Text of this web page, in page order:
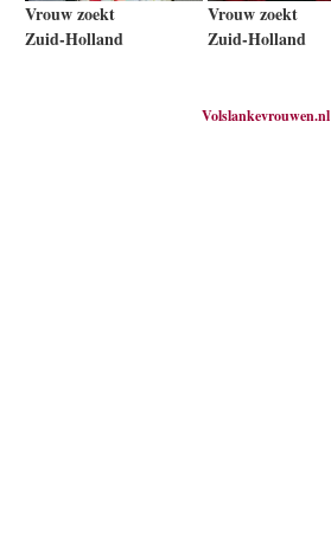
Vrouw zoekt
Zuid-Holland
Vrouw zoekt
Zuid-Holland
Volslankevrouwen.nl